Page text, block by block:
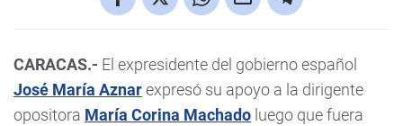
CARACAS.- El expresidente del gobierno español
José María Aznarexpresó su apoyo a la dirigente
opositora María Corina Machado luego que fuera